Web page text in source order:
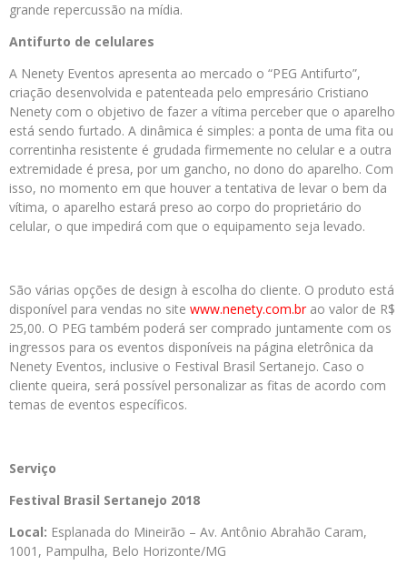
grande repercussão na mídia.
Antifurto de celulares
A Nenety Eventos apresenta ao mercado o “PEG Antifurto”,
criação desenvolvida e patenteada pelo empresário Cristiano
Nenety com o objetivo de fazer a vítima perceber que o aparelho
está sendo furtado. A dinâmica é simples: a ponta de uma fita ou
correntinha resistente é grudada firmemente no celular e a outra
extremidade é presa, por um gancho, no dono do aparelho. Com
isso, no momento em que houver a tentativa de levar o bem da
vítima, o aparelho estará preso ao corpo do proprietário do
celular, o que impedirá com que o equipamento seja levado.
São várias opções de design à escolha do cliente. O produto está
disponível para vendas no site www.nenety.com.brao valor de R$
25,00. O PEG também poderá ser comprado juntamente com os
ingressos para os eventos disponíveis na página eletrônica da
Nenety Eventos, inclusive o Festival Brasil Sertanejo. Caso o
cliente queira, será possível personalizar as fitas de acordo com
temas de eventos específicos.
Serviço
Festival Brasil Sertanejo 2018
Local: Esplanada do Mineirão – Av. Antônio Abrahão Caram,
1001, Pampulha, Belo Horizonte/MG